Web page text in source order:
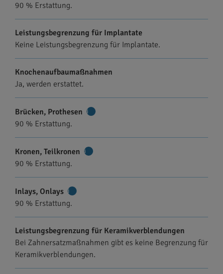
Informationen
90 % Erstattung.
Leistungsbegrenzung für Implantate
Keine Leistungsbegrenzung für Implantate.
Knochenaufbaumaßnahmen
Ja, werden erstattet.
Brücken, Prothesen
90 % Erstattung.
Kronen, Teilkronen
90 % Erstattung.
Inlays, Onlays
Informationen
90 % Erstattung.
Leistungsbegrenzung für Keramikverblendungen
Bei Zahnersatzmaßnahmen gibt es keine Begrenzung für
Keramikverblendungen.